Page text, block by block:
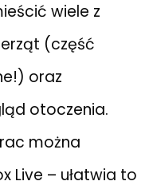
wiele z
(część
oraz
otoczenia.
można
Live – ułatwia to